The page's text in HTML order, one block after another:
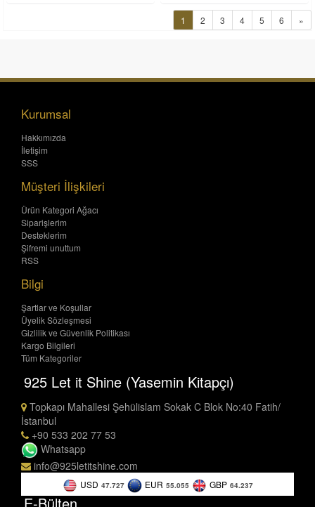
1 2 3 4 5 6 »
Kurumsal
Hakkımızda
İletişim
SSS
Müşteri İlişkileri
Ürün Kategori Ağacı
Siparişlerim
Desteklerim
Şifremi unuttum
RSS
Bilgi
Şartlar ve Koşullar
Üyelik Sözleşmesi
Gizlilik ve Güvenlik Politikası
Kargo Bilgileri
Tüm Kategoriler
925 Let it Shine (Yasemin Kitapçı)
Topkapı Mahallesi Şehülislam Sokak C Blok No:40 Fatih/
İstanbul
+90 533 202 77 53
Whatsapp
info@925letitshine.com
USD 47.727 EUR 55.055 GBP 64.237